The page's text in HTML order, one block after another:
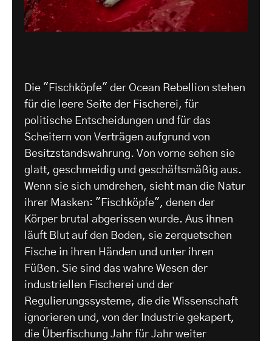
Die "Fischköpfe" der Ocean Rebellion stehen
für die leere Seite der Fischerei, für
politische Entscheidungen und für das
Scheitern von Verträgen aufgrund von
Besitzstandswahrung. Von vorne sehen sie
glatt, geschmeidig und geschäftsmäßig aus.
Wenn sie sich umdrehen, sieht man die Natur
ihrer Masken: "Fischköpfe", denen der
Körper brutal abgerissen wurde. Aus ihnen
läuft Blut auf den Boden, sie zerquetschen
Fische in ihren Händen und unter ihren
Füßen. Sie sind das wahre Wesen der
industriellen Fischerei und der
Regulierungssysteme, die die Wissenschaft
ignorieren und, von der Industrie gekapert,
die Überfischung Jahr für Jahr weiter